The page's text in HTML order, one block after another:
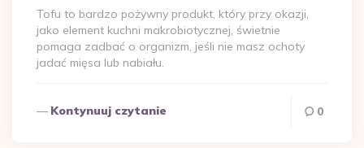
Tofu to bardzo pożywny produkt, który przy okazji,
jako element kuchni makrobiotycznej, świetnie
pomaga zadbać o organizm, jeśli nie masz ochoty
jadać mięsa lub nabiału.
Kontynuuj czytanie 0